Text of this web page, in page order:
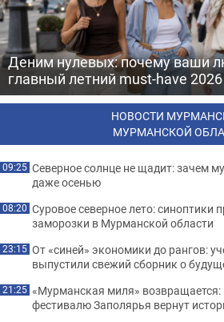
Деним нулевых: почему ваши
главный летний must-have 2026
НОВОСТИ
МУРМАНСКОЙ
09:25 Северное солнце не щадит: зачем
даже осенью
08:20 Суровое северное лето: синоптики
заморозки в Мурманской области
23:15 От «синей» экономики до рангов:
выпустили свежий сборник о
21:25 «Мурманская миля» возвращается:
фестивалю Заполярья вернут